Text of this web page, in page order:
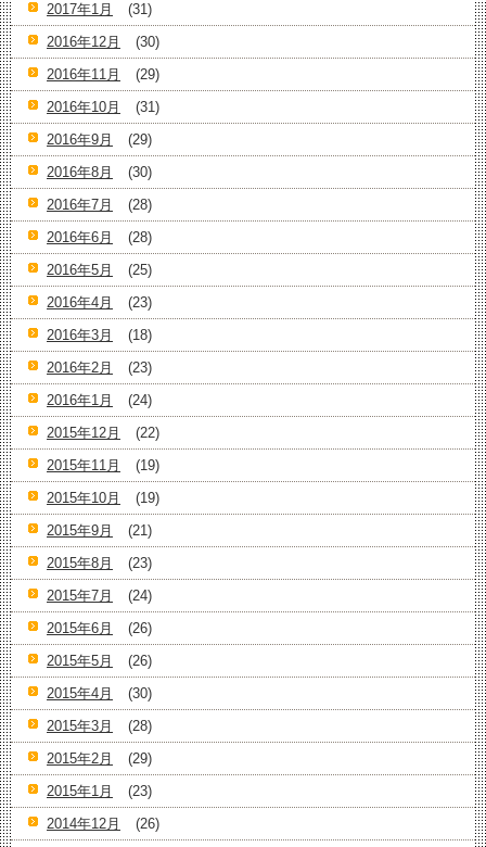
2017年1月
(31)
2016年12月
(30)
2016年11月
(29)
2016年10月
(31)
2016年9月
(29)
2016年8月
(30)
2016年7月
(28)
2016年6月
(28)
2016年5月
(25)
2016年4月
(23)
2016年3月
(18)
2016年2月
(23)
2016年1月
(24)
2015年12月
(22)
2015年11月
(19)
2015年10月
(19)
2015年9月
(21)
2015年8月
(23)
2015年7月
(24)
2015年6月
(26)
2015年5月
(26)
2015年4月
(30)
2015年3月
(28)
2015年2月
(29)
2015年1月
(23)
2014年12月
(26)